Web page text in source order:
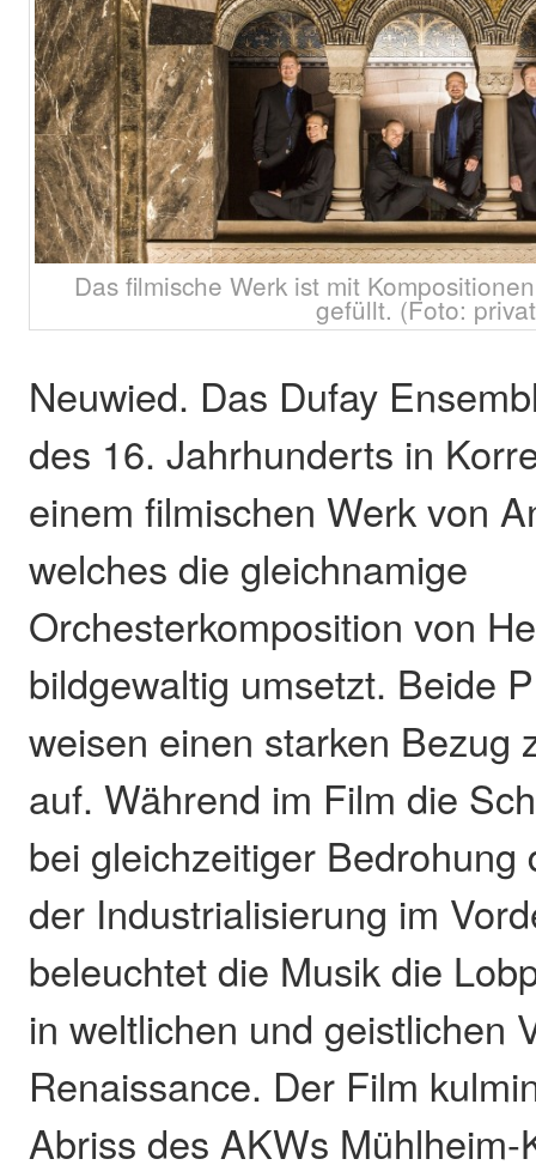
Das filmische Werk ist mit
gefüllt. (Foto:
Neuwied. Das Dufay
des 16. Jahrhunderts in
einem filmischen Werk von
welches die gleichnamige
Orchesterkomposition von
bildgewaltig umsetzt. Beide
weisen einen starken Bezug
auf. Während im Film die
bei gleichzeitiger Bedrohung
der Industrialisierung im
beleuchtet die Musik die
in weltlichen und geistlichen
Renaissance. Der Film
Abriss des AKWs Mühlheim-